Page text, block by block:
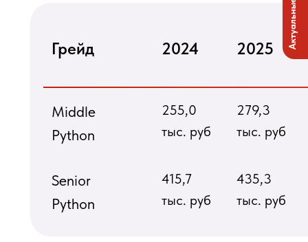
279,3
тыс. руб
255,0
тыс. руб
Middle
Python
435,3
тыс. руб
415,7
тыс. руб
Senior
Python
2025
2024
Грейд